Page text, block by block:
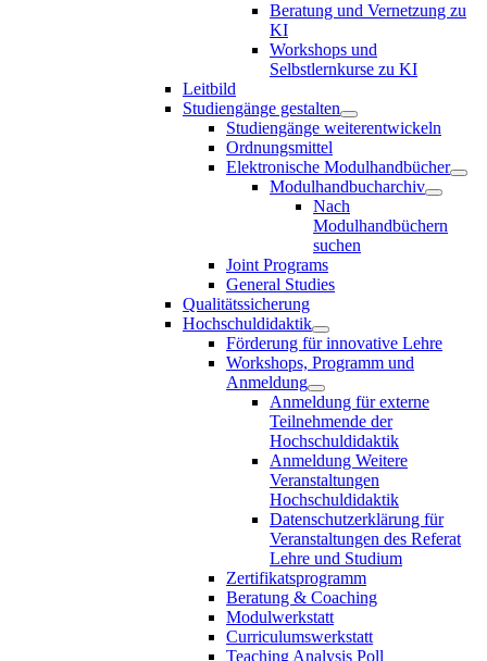
Beratung und Vernetzung zu
KI
Workshops und
Selbstlernkurse zu KI
Leitbild
Studiengänge gestalten
Studiengänge weiterentwickeln
Ordnungsmittel
Elektronische Modulhandbücher
Modulhandbucharchiv
Nach
Modulhandbüchern
suchen
Joint Programs
General Studies
Qualitätssicherung
Hochschuldidaktik
Förderung für innovative Lehre
Workshops, Programm und
Anmeldung
Anmeldung für externe
Teilnehmende der
Hochschuldidaktik
Anmeldung Weitere
Veranstaltungen
Hochschuldidaktik
Datenschutzerklärung für
Veranstaltungen des Referat
Lehre und Studium
Zertifikatsprogramm
Beratung & Coaching
Modulwerkstatt
Curriculumswerkstatt
Teaching Analysis Poll